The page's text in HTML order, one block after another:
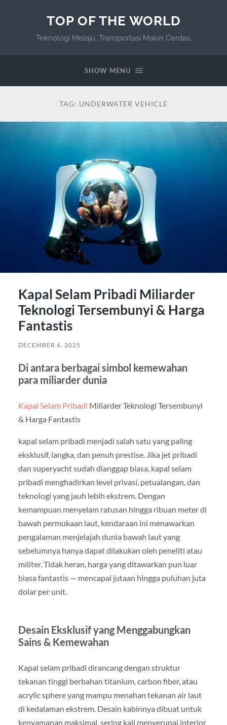
TOP OF THE WORLD
Teknologi Melaju, Transportasi Makin Cerdas.
SHOW MENU
TAG: UNDERWATER VEHICLE
Kapal Selam Pribadi Miliarder
Teknologi Tersembunyi & Harga
Fantastis
DECEMBER 6, 2025
Di antara berbagai simbol kemewahan
para miliarder dunia
Kapal Selam Pribadi Miliarder Teknologi Tersembunyi
& Harga Fantastis
kapal selam pribadi menjadi salah satu yang paling
eksklusif, langka, dan penuh prestise. Jika jet pribadi
dan superyacht sudah dianggap biasa, kapal selam
pribadi menghadirkan level privasi, petualangan, dan
teknologi yang jauh lebih ekstrem. Dengan
kemampuan menyelam ratusan hingga ribuan meter di
bawah permukaan laut, kendaraan ini menawarkan
pengalaman menjelajah dunia bawah laut yang
sebelumnya hanya dapat dilakukan oleh peneliti atau
militer. Tidak heran, harga yang ditawarkan pun luar
biasa fantastis — mencapai jutaan hingga puluhan juta
dolar per unit.
Desain Eksklusif yang Menggabungkan
Sains & Kemewahan
Kapal selam pribadi dirancang dengan struktur
tekanan tinggi berbahan titanium, carbon fiber, atau
acrylic sphere yang mampu menahan tekanan air laut
di kedalaman ekstrem. Desain kabinnya dibuat untuk
kenyamanan maksimal, sering kali menyerupai interior